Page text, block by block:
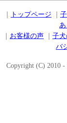
｜ トップページ ｜
｜ お客様の声 ｜ 子
バ
Copyright (C) 2010